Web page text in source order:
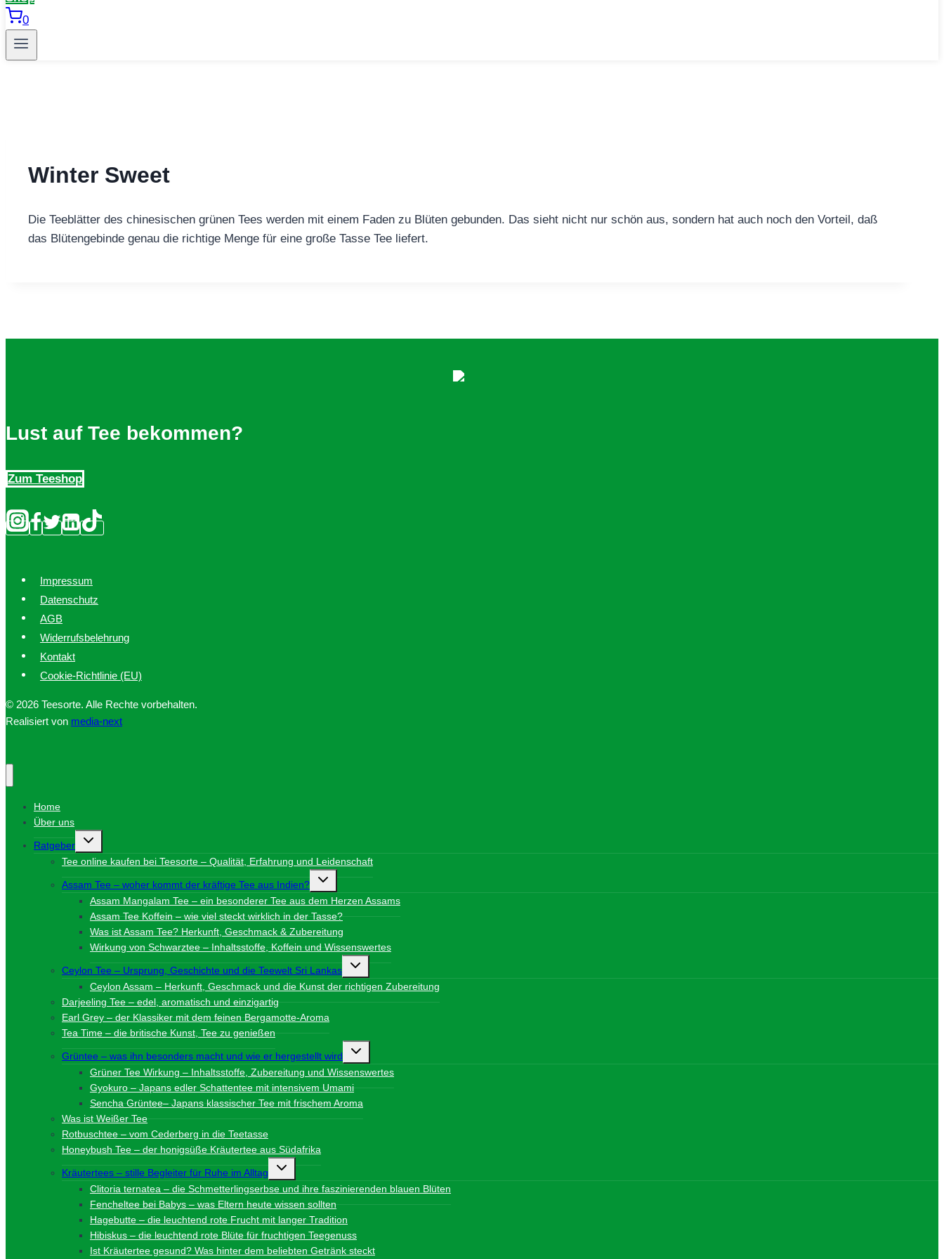
0
Winter Sweet
Die Teeblätter des chinesischen grünen Tees werden mit einem Faden zu Blüten gebunden. Das sieht nicht nur schön aus, sondern hat auch noch den Vorteil, daß
das Blütengebinde genau die richtige Menge für eine große Tasse Tee liefert.
Lust auf Tee bekommen?
Zum Teeshop
Impressum
Datenschutz
AGB
Widerrufsbelehrung
Kontakt
Cookie-Richtlinie (EU)
© 2026 Teesorte. Alle Rechte vorbehalten.
Realisiert von media-next
Home
Über uns
Ratgeber
Untermenü
umschalten
Tee online kaufen bei Teesorte – Qualität, Erfahrung und Leidenschaft
Assam Tee – woher kommt der kräftige Tee aus Indien?
Untermenü
umschalten
Assam Mangalam Tee – ein besonderer Tee aus dem Herzen Assams
Assam Tee Koffein – wie viel steckt wirklich in der Tasse?
Was ist Assam Tee? Herkunft, Geschmack & Zubereitung
Wirkung von Schwarztee – Inhaltsstoffe, Koffein und Wissenswertes
Ceylon Tee – Ursprung, Geschichte und die Teewelt Sri Lankas
Untermenü
umschalten
Ceylon Assam – Herkunft, Geschmack und die Kunst der richtigen Zubereitung
Darjeeling Tee – edel, aromatisch und einzigartig
Earl Grey – der Klassiker mit dem feinen Bergamotte-Aroma
Tea Time – die britische Kunst, Tee zu genießen
Grüntee – was ihn besonders macht und wie er hergestellt wird
Untermenü
umschalten
Grüner Tee Wirkung – Inhaltsstoffe, Zubereitung und Wissenswertes
Gyokuro – Japans edler Schattentee mit intensivem Umami
Sencha Grüntee– Japans klassischer Tee mit frischem Aroma
Was ist Weißer Tee
Rotbuschtee – vom Cederberg in die Teetasse
Honeybush Tee – der honigsüße Kräutertee aus Südafrika
Kräutertees – stille Begleiter für Ruhe im Alltag
Untermenü
umschalten
Clitoria ternatea – die Schmetterlingserbse und ihre faszinierenden blauen Blüten
Fencheltee bei Babys – was Eltern heute wissen sollten
Hagebutte – die leuchtend rote Frucht mit langer Tradition
Hibiskus – die leuchtend rote Blüte für fruchtigen Teegenuss
Ist Kräutertee gesund? Was hinter dem beliebten Getränk steckt